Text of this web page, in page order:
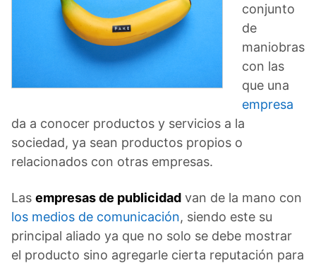
conjunto
de
maniobras
con las
que una
empresa
da a conocer productos y servicios a la
sociedad, ya sean productos propios o
relacionados con otras empresas.
Las empresas de publicidad van de la mano con
los medios de comunicación, siendo este su
principal aliado ya que no solo se debe mostrar
el producto sino agregarle cierta reputación para